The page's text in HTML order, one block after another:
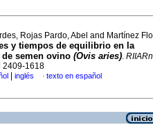
Rojas Pardo, Abel and Martínez
y tiempos de equilibrio en la
semen ovino (Ovis aries). RIIARn
2409-1618
inglés · texto en español